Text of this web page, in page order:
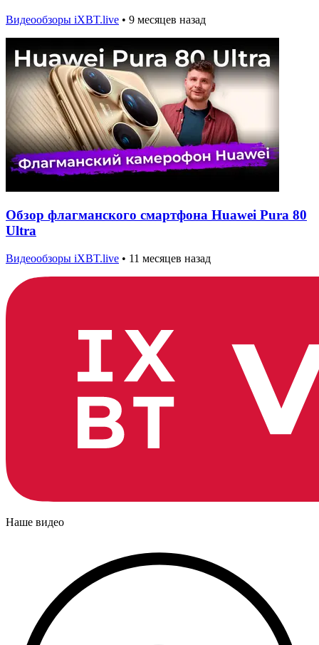
Видеообзоры iXBT.live • 9 месяцев назад
Обзор флагманского смартфона Huawei Pura 80
Ultra
Видеообзоры iXBT.live • 11 месяцев назад
Наше видео